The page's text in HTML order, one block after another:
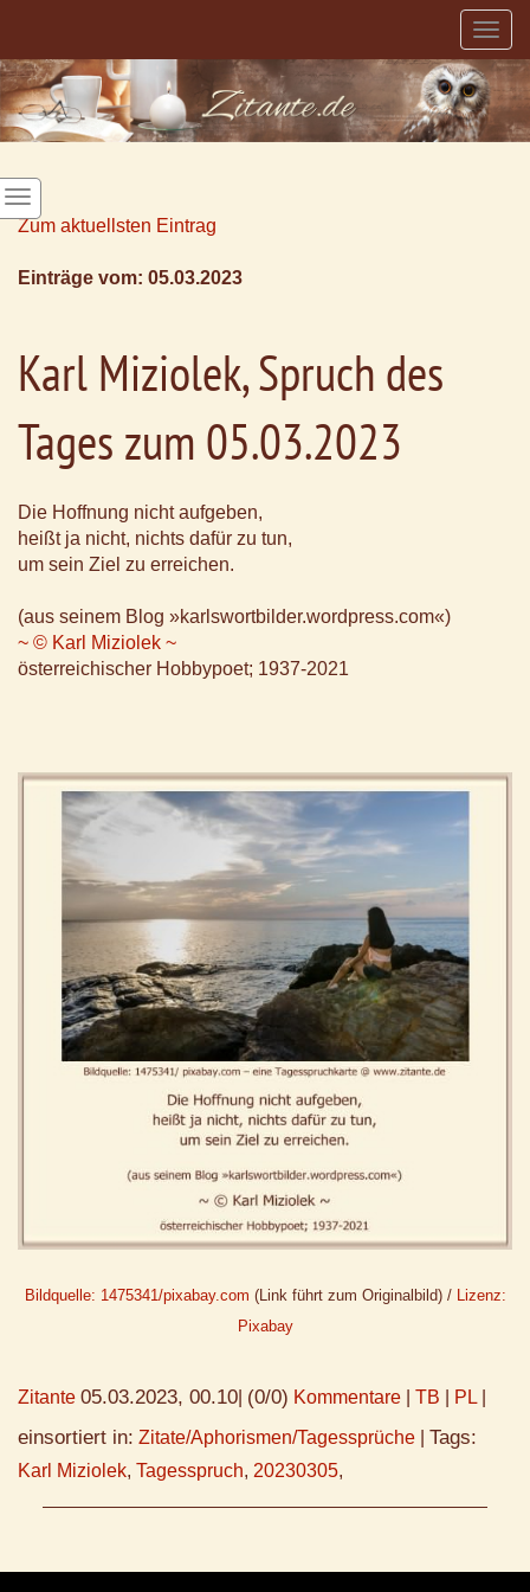
Zum aktuellsten Eintrag
Einträge vom: 05.03.2023
Karl Miziolek, Spruch des
Tages zum 05.03.2023
Die Hoffnung nicht aufgeben,
heißt ja nicht, nichts dafür zu tun,
um sein Ziel zu erreichen.
(aus seinem Blog »karlswortbilder.wordpress.com«)
~ © Karl Miziolek ~
österreichischer Hobbypoet; 1937-2021
Bildquelle: 1475341/pixabay.com (Link führt zum Originalbild) / Lizenz:
Pixabay
Zitante 05.03.2023, 00.10 (0/0) Kommentare TB PL
einsortiert in: Zitate/Aphorismen/Tagessprüche Tags:
Karl Miziolek, Tagesspruch, 20230305,